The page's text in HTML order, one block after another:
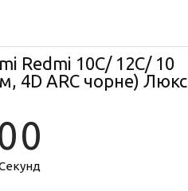
Redmi 10C/ 12C/ 10
4D ARC чорне) Люкс
0